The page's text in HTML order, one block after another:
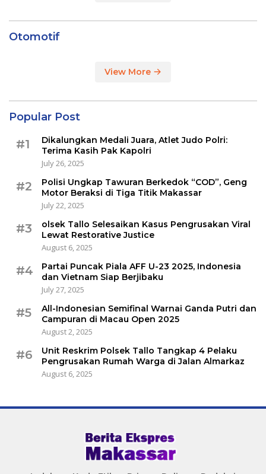
Otomotif
View More
Popular Post
#1
Dikalungkan Medali Juara, Atlet Judo Polri:
Terima Kasih Pak Kapolri
July 26, 2025
#2
Polisi Ungkap Tawuran Berkedok “COD”, Geng
Motor Beraksi di Tiga Titik Makassar
July 22, 2025
#3
olsek Tallo Selesaikan Kasus Pengrusakan Viral
Lewat Restorative Justice
August 6, 2025
#4
Partai Puncak Piala AFF U-23 2025, Indonesia
dan Vietnam Siap Berjibaku
July 27, 2025
#5
All-Indonesian Semifinal Warnai Ganda Putri dan
Campuran di Macau Open 2025
August 2, 2025
#6
Unit Reskrim Polsek Tallo Tangkap 4 Pelaku
Pengrusakan Rumah Warga di Jalan Almarkaz
August 6, 2025